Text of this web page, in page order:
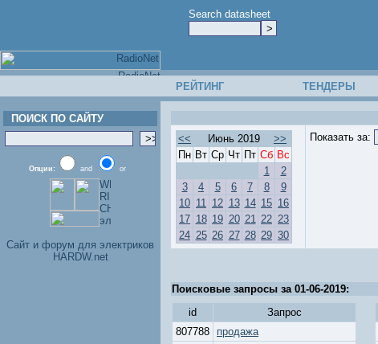
Search datasheet
РЕЙТИНГ ТЕНДЕРЫ
ПОИСК ПО САЙТУ
Опции: and or
Cайт и форум для электриков
HARDW.net
<< Июнь 2019
>>
Пн Вт Ср Чт Пт Сб Вс
1
2
3
4 5 6 7 8
9
10 11 12 13 14 15 16
17 18 19 20 21 22 23
24 25 26 27 28 29 30
Показать за:
Поисковые запросы за 01-06-2019:
id
Запрос
807788
продажа